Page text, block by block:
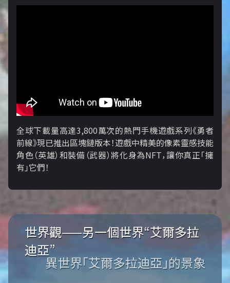
全球下載量高達3,800萬次的熱門手機遊戲系列《勇者
前線》現已推出區塊鏈版本！遊戲中精美的像素靈感技能
角色（英雄）和裝備（武器）將化身為NFT，讓你真正「擁​​
有」它們！
世界觀——另一個世界“艾爾多拉
迪亞”
異世界「艾爾多拉迪亞」的景象